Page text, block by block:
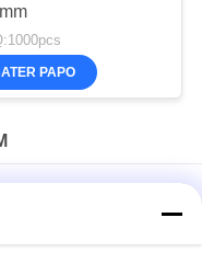
PAPO
tubo de encolhimento a